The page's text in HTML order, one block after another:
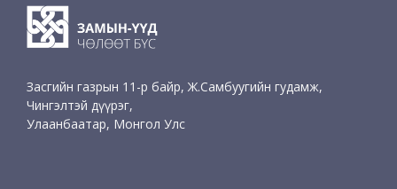
Засгийн газрын 11-р байр, Ж.Самбуугийн гудамж,
Чингэлтэй дүүрэг,
Улаанбаатар, Монгол Улс